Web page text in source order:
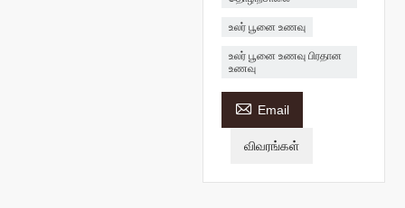
உலர் பூனை உணவு
உலர் பூனை உணவு பிரதான
உணவு
 Email
விவரங்கள்